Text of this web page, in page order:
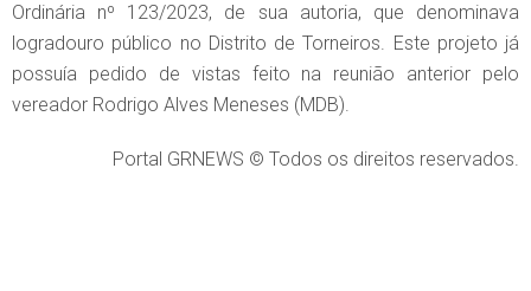
Ordinária nº 123/2023, de sua autoria, que denominava
logradouro público no Distrito de Torneiros. Este projeto já
possuía pedido de vistas feito na reunião anterior pelo
vereador Rodrigo Alves Meneses (MDB).
Portal GRNEWS © Todos os direitos reservados.